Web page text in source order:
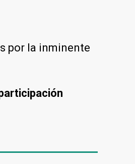
por la inminente